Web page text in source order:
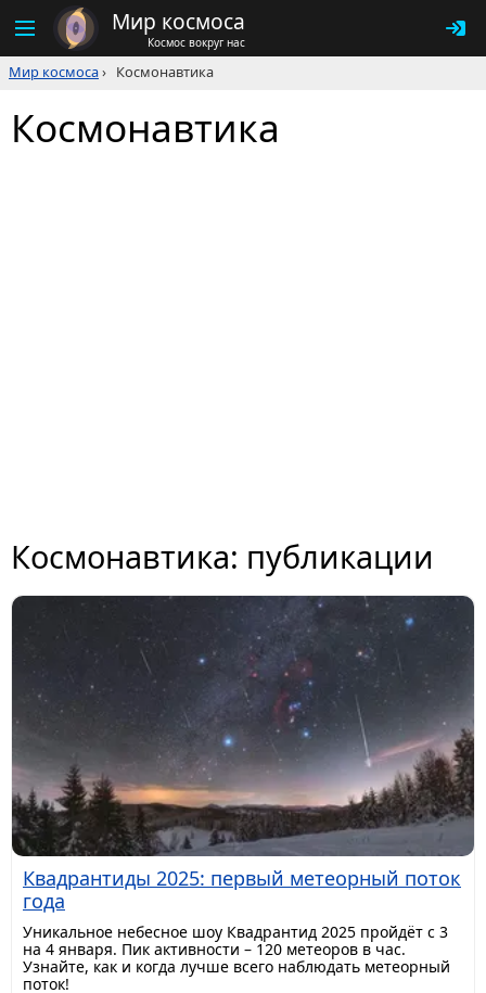
Мир космоса
Космос вокруг нас
Мир космоса› Космонавтика
Космонавтика
Космонавтика: публикации
Квадрантиды 2025: первый метеорный поток
года
Уникальное небесное шоу Квадрантид 2025 пройдёт с 3
на 4 января. Пик активности – 120 метеоров в час.
Узнайте, как и когда лучше всего наблюдать метеорный
поток!